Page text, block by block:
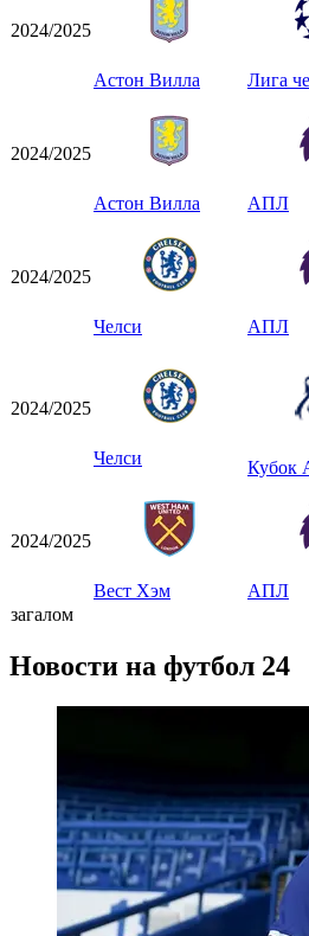
2024/2025
Астон Вилла Лига
2024/2025
Астон Вилла АПЛ
2024/2025
Челси АПЛ
2024/2025
Челси Кубок
2024/2025
Вест Хэм АПЛ
загалом
Новости на футбол 24